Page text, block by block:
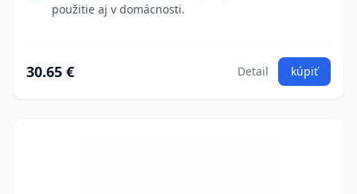
použitie aj v domácnosti.
30.65 € Detail kúpiť